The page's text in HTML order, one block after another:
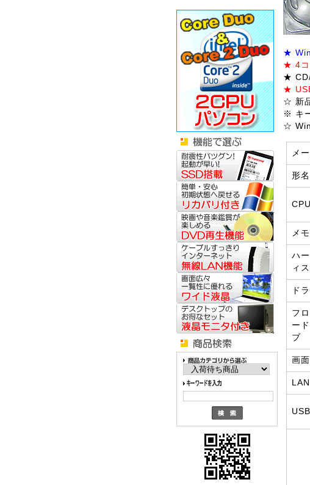
★
★ 4コ
★ CD/
★
☆ 新
※ キ
☆
メ
形名
CPU
メ
ハ
ィ
ド
フ
ー
ブ
画面
LAN
USB